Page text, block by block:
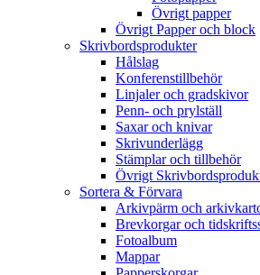
Övrigt papper
Övrigt Papper och block
Skrivbordsprodukter
Hålslag
Konferenstillbehör
Linjaler och gradskivor
Penn- och prylställ
Saxar och knivar
Skrivunderlägg
Stämplar och tillbehör
Övrigt
Sortera & Förvara
Arkivpärm och
Brevkorgar och
Fotoalbum
Mappar